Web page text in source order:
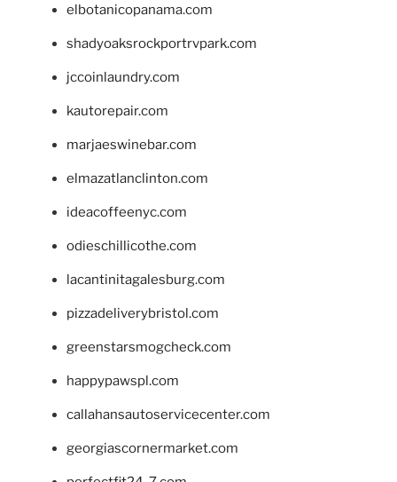
elbotanicopanama.com
shadyoaksrockportrvpark.com
jccoinlaundry.com
kautorepair.com
marjaeswinebar.com
elmazatlanclinton.com
ideacoffeenyc.com
odieschillicothe.com
lacantinitagalesburg.com
pizzadeliverybristol.com
greenstarsmogcheck.com
happypawspl.com
callahansautoservicecenter.com
georgiascornermarket.com